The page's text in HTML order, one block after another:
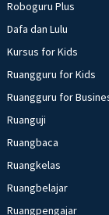
Roboguru Plus
Dafa dan Lulu
Kursus for Kids
Ruangguru for Kids
Ruangguru for
Ruanguji
Ruangbaca
Ruangkelas
Ruangbelajar
Ruangpengajar